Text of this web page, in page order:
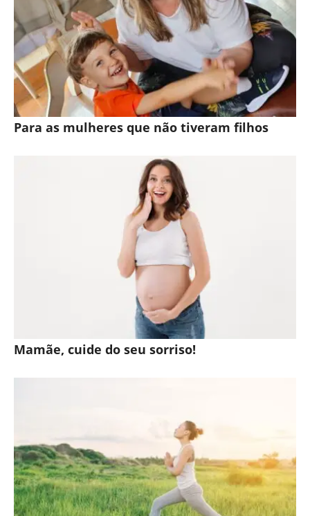
Para as mulheres que não tiveram filhos
Mamãe, cuide do seu sorriso!